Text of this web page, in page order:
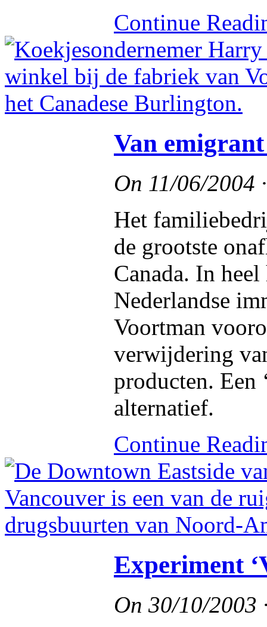
Continue
Van
On 11/06/2004
Het
de grootste
Canada. In
Nederlandse
Voortman
verwijdering
producten. Een
alternatief.
Continue
Experiment
On 30/10/2003